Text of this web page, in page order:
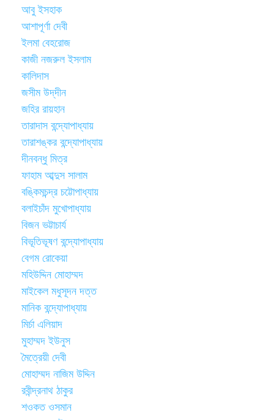
আবু ইসহাক
আশাপূর্ণা দেবী
ইলমা বেহরোজ
কাজী নজরুল ইসলাম
কালিদাস
জসীম উদ্‌দীন
জহির রায়হান
তারাদাস বন্দ্যোপাধ্যায়
তারাশঙ্কর বন্দ্যোপাধ্যায়
দীনবন্ধু মিত্র
ফাহাম আব্দুস সালাম
বঙ্কিমচন্দ্র চট্টোপাধ্যায়
বলাইচাঁদ মুখোপাধ্যায়
বিজন ভট্টাচার্য
বিভূতিভূষণ বন্দ্যোপাধ্যায়
বেগম রোকেয়া
মহিউদ্দিন মোহাম্মদ
মাইকেল মধুসূদন দত্ত
মানিক বন্দ্যোপাধ্যায়
মির্চা এলিয়াদ
মুহাম্মদ ইউনুস
মৈত্রেয়ী দেবী
মোহাম্মদ নাজিম উদ্দিন
রবীন্দ্রনাথ ঠাকুর
শওকত ওসমান